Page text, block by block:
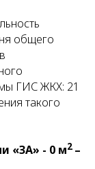
общего
ГИС ЖКХ: 21
такого
«ЗА» - 0 м2 –